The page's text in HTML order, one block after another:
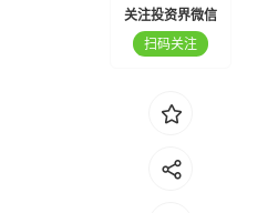
关注投资界微信
扫码关注